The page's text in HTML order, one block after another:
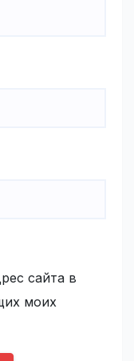
сайта в
моих